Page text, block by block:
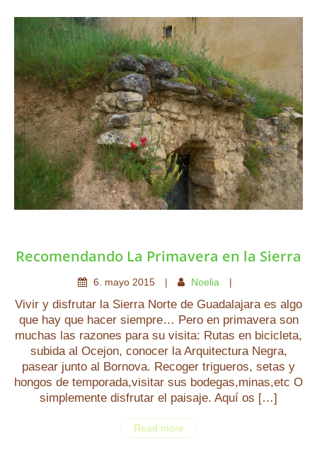
Recomendando La Primavera en la Sierra
6 mayo 2015 Noelia
Vivir y disfrutar la Sierra Norte de Guadalajara es algo
que hay que hacer siempre… Pero en primavera son
muchas las razones para su visita: Rutas en bicicleta,
subida al Ocejon, conocer la Arquitectura Negra,
pasear junto al Bornova. Recoger trigueros, setas y
hongos de temporada,visitar sus bodegas,minas,etc O
simplemente disfrutar el paisaje. Aquí os […]
Read more